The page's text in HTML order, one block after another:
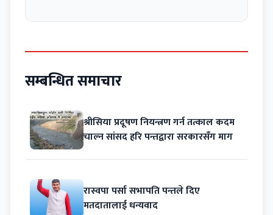
सम्बन्धित समाचार
श्रीसिया प्रदूषण नियन्त्रण गर्न तत्काल कदम
चाल्न सांसद हरि पन्तद्वारा सरकारसँग माग
रास्वपा पर्सा सभापति पन्तले दिए
मतदातालाई धन्यवाद